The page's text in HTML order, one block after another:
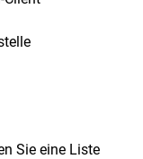
Sie eine Liste